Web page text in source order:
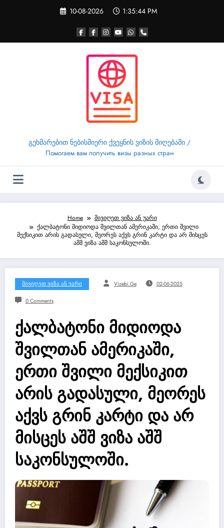
10-08-2026 1:35:45 PM
გეხმარებით ნებისმიერი ქვეყნის ვიზის მიღებაში /
Помогаем вам получить визы разных стран
Home
მივიღეთ ვიზა ან უარი
ქალბატონი მიდიოდა შვილთან ამერიკაში, ერთი შვილი
მექსიკით არის გადასული, მეორეს აქვს გრინ კარტი და არ მისცეს
აშშ ვიზა აშშ საკონსულოში.
Მივიღეთ Ვიზა Ან Უარი Vizebi.ge 02-06-2025
0 Comments
ქალბატონი მიდიოდა
შვილთან ამერიკაში,
ერთი შვილი მექსიკით
არის გადასული, მეორეს
აქვს გრინ კარტი და არ
მისცეს აშშ ვიზა აშშ
საკონსულოში.